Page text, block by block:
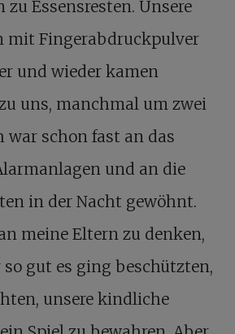
Essensresten. Unsere
mit Fingerabdruckpulver
und wieder kamen
uns, manchmal um zwei
war schon fast an das
und an die
in der Nacht gewöhnt.
meine Eltern zu denken,
gut es ging beschützten,
unsere kindliche